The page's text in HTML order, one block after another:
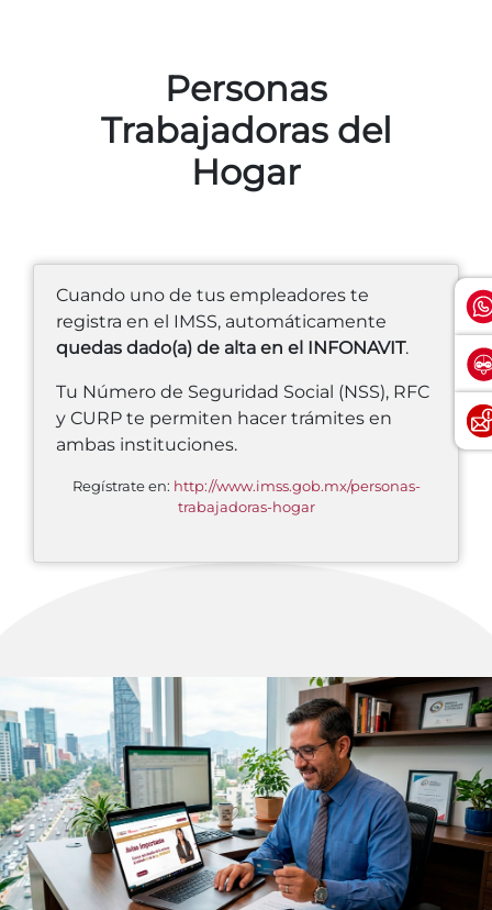
Personas
Trabajadoras del
Hogar
Cuando uno de tus empleadores te
registra en el IMSS, automáticamente
quedas dado(a) de alta en el INFONAVIT.
Tu Número de Seguridad Social (NSS), RFC
y CURP te permiten hacer trámites en
ambas instituciones.
Regístrate en: http://www.imss.gob.mx/personas-
trabajadoras-hogar